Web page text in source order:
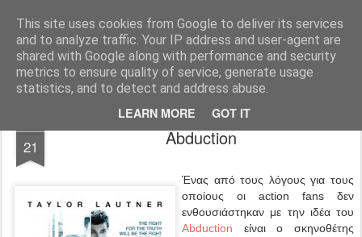
This site uses cookies from Google to deliver its services
and to analyze traffic. Your IP address and user-agent are
shared with Google along with performance and security
metrics to ensure quality of service, generate usage
statistics, and to detect and address abuse.
LEARN MORE GOT IT
FilmBoy
21 Abduction
Ένας από τους λόγους για τους
οποίους οι action fans δεν
ενθουσιάστηκαν με την ιδέα του
Abduction είναι ο σκηνοθέτης